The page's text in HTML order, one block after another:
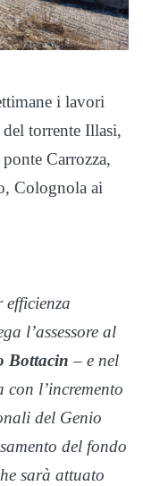
i lavori
torrente Illasi,
Carrozza,
Colognola ai
l’assessore al
Bottacin – e nel
con l’incremento
del Genio
del fondo
sarà attuato